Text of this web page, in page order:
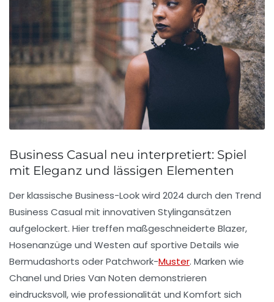
Business Casual neu interpretiert: Spiel
mit Eleganz und lässigen Elementen
Der klassische Business-Look wird 2024 durch den Trend
Business Casual mit innovativen Stylingansätzen
aufgelockert. Hier treffen maßgeschneiderte Blazer,
Hosenanzüge und Westen auf sportive Details wie
Bermudashorts oder Patchwork-Muster. Marken wie
Chanel und Dries Van Noten demonstrieren
eindrucksvoll, wie professionalität und Komfort sich